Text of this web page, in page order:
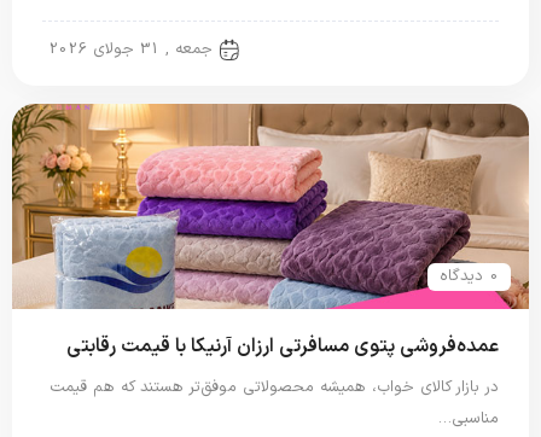
جمعه , 31 جولای 2026
0 دیدگاه
عمده‌فروشی پتوی مسافرتی ارزان آرنیکا با قیمت رقابتی
در بازار کالای خواب، همیشه محصولاتی موفق‌تر هستند که هم قیمت
مناسبی…